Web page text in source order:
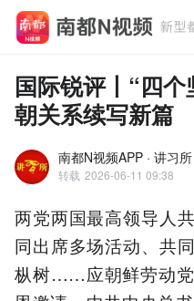
国际锐评丨“四
朝关系续写新篇
南都N视频APP · 讲习所
转载 2026-06-11 09:38
两党两国最高领导人
同出席多场活动、共
枞树……应朝鲜劳动